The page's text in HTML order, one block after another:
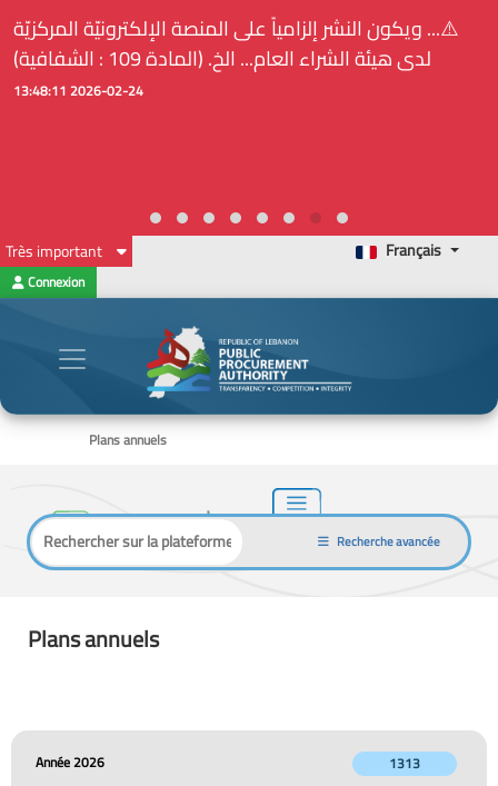
⚠️... ويكون النشر إلزامياً على المنصة الإلكترونيّة المركزيّة
لدى هيئة الشراء العام... الخ. (المادة 109 : الشفافية)
2026-02-24 13:48:11
Très important Français
Connexion
Plans annuels
Recherche avancée
Plans annuels
Année 2026 1313